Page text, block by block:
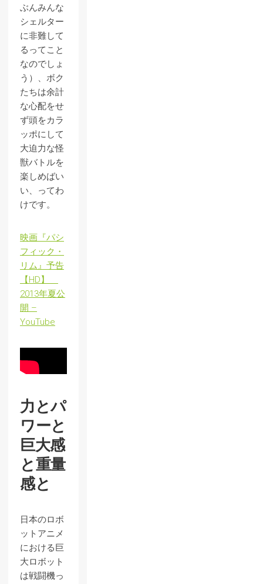
ぶんみんな
シェルター
に非難して
るってこと
なのでしょ
う）、ボク
たちは余計
な心配をせ
ず頭をカラ
ッポにして
大迫力な怪
獣バトルを
楽しめばい
い、ってわ
けです。
映画『パシ
フィック・
リム』予告
【HD】
2013年夏公
開 –
YouTube
力とパ
ワーと
巨大感
と重量
感と
日本のロボ
ットアニメ
における巨
大ロボット
は戦闘機っ